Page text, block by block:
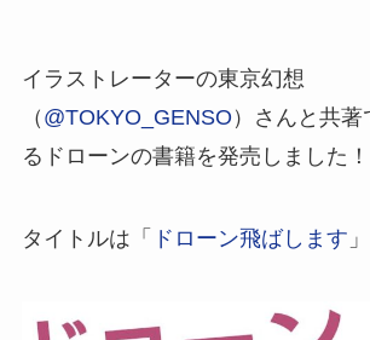
イラストレーターの東京幻想
（ @TOKYO_GENSO ）さんと共
るドローンの書籍を発売しました！
タイトルは「 ドローン飛ばします 」